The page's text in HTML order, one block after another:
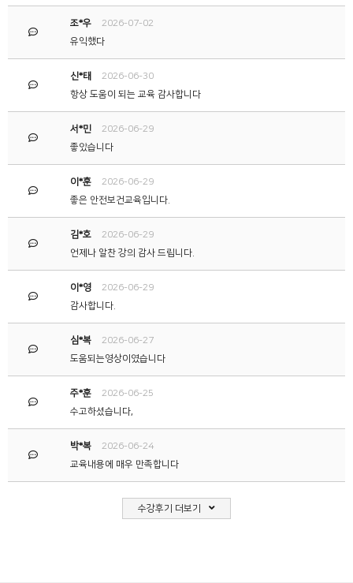
조*우
2026-07-02
유익했다
신*태
2026-06-30
항상 도움이 되는 교육 감사합니다
서*민
2026-06-29
좋았습니다
이*훈
2026-06-29
좋은 안전보건교육입니다.
김*호
2026-06-29
언제나 알찬 강의 감사 드립니다.
이*영
2026-06-29
감사합니다.
심*복
2026-06-27
도움되는영상이였습니다
주*훈
2026-06-25
수고하셨습니다,
박*복
2026-06-24
수강후기 더보기